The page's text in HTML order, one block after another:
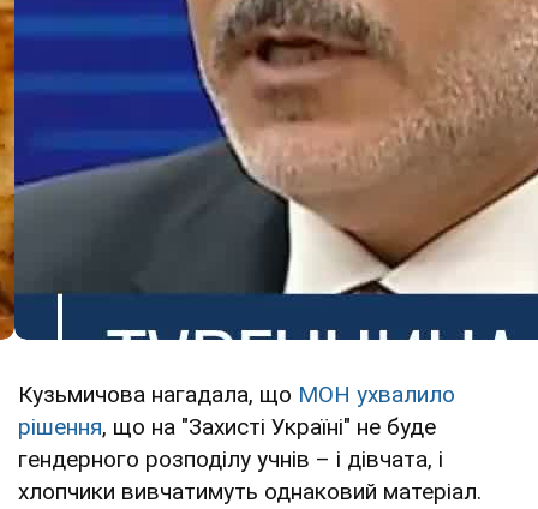
Кузьмичова нагадала, що МОН ухвалило
рішення, що на "Захисті Україні" не буде
гендерного розподілу учнів – і дівчата, і
хлопчики вивчатимуть однаковий матеріал.